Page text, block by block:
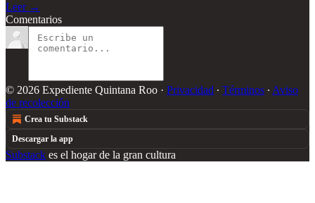
Leer →
Comentarios
© 2026 Expediente Quintana Roo · Privacidad ∙ Términos ∙ Aviso
de recolección
Crea tu Substack
Descargar la app
Substack es el hogar de la gran cultura